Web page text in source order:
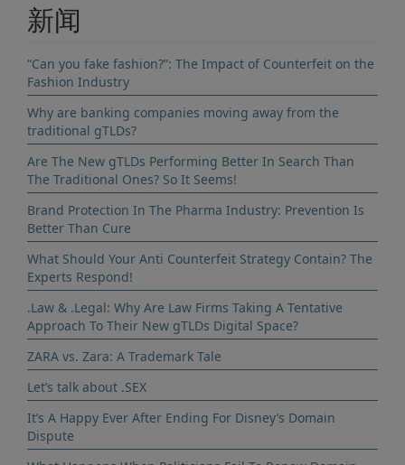
新闻
“Can you fake fashion?”: The Impact of Counterfeit on the
Fashion Industry
Why are banking companies moving away from the
traditional gTLDs?
Are The New gTLDs Performing Better In Search Than
The Traditional Ones? So It Seems!
Brand Protection In The Pharma Industry: Prevention Is
Better Than Cure
What Should Your Anti Counterfeit Strategy Contain? The
Experts Respond!
.Law & .Legal: Why Are Law Firms Taking A Tentative
Approach To Their New gTLDs Digital Space?
ZARA vs. Zara: A Trademark Tale
Let’s talk about .SEX
It’s A Happy Ever After Ending For Disney’s Domain
Dispute